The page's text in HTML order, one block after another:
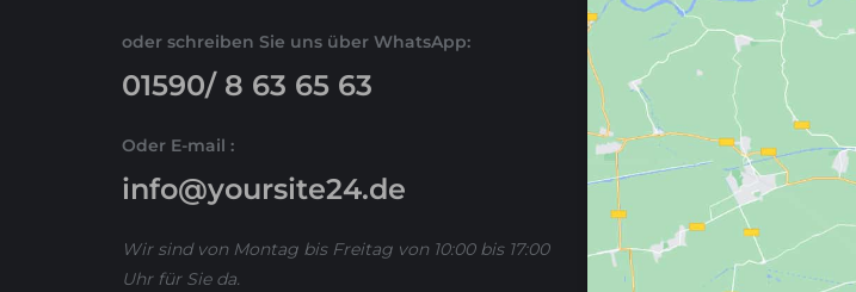
oder schreiben Sie uns über WhatsApp:
01590/ 8 63 65 63
Oder E-mail :
info@yoursite24.de
Wir sind von Montag bis Freitag von 10:00 bis 17:00
Uhr für Sie da.